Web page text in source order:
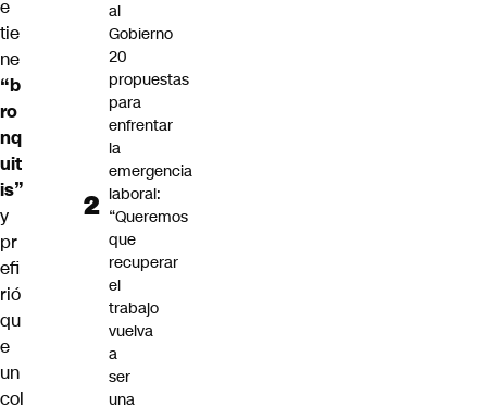
e
tie
ne
“b
ro
nq
uit
is”
y
pr
efi
rió
qu
e
un
col
al
Gobierno
20
propuestas
para
enfrentar
la
emergencia
laboral:
“Queremos
que
recuperar
el
trabajo
vuelva
a
ser
una